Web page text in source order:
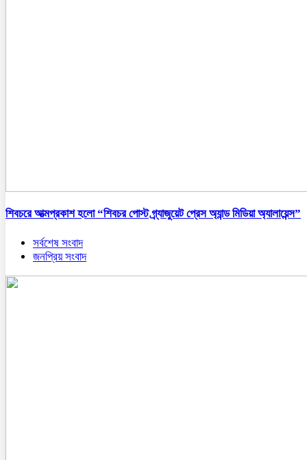
শিবচরে আত্মপ্রকাশ হলো “শিবচর পোস্ট গ্র্যাজুয়েট প্রেস অ্যান্ড মিডিয়া অ্যালায়েন্স”
সর্বশেষ সংবাদ
জনপ্রিয় সংবাদ